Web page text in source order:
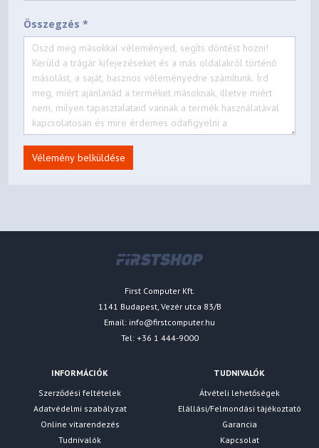
Összegzés *
Vélemény belküldése
First Computer Kft.
1141 Budapest, Vezér utca 83/B
Email: info@firstcomputer.hu
Tel: +36 1 444-9000
INFORMÁCIÓK
Szerződési feltételek
Adatvédelmi szabályzat
Online vitarendezés
Tudnivalók
TUDNIVALÓK
Átvételi lehetőségek
Elállási/Felmondási tájékoztató
Garancia
Kapcsolat